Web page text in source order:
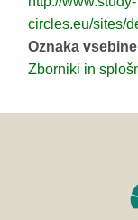
circles.eu/sites/
Oznaka
Zborniki in